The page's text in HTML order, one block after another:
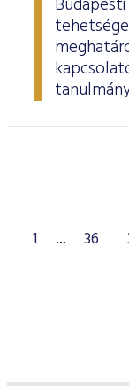
1 ... 36